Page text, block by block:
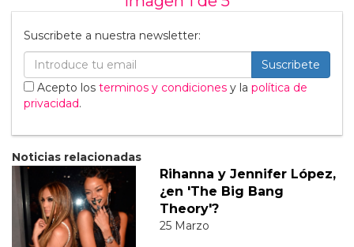
Suscribete a nuestra newsletter:
Suscribete
Acepto los terminos y condiciones y la política de
privacidad.
Noticias relacionadas
Rihanna y Jennifer López,
¿en 'The Big Bang
Theory'?
25 Marzo